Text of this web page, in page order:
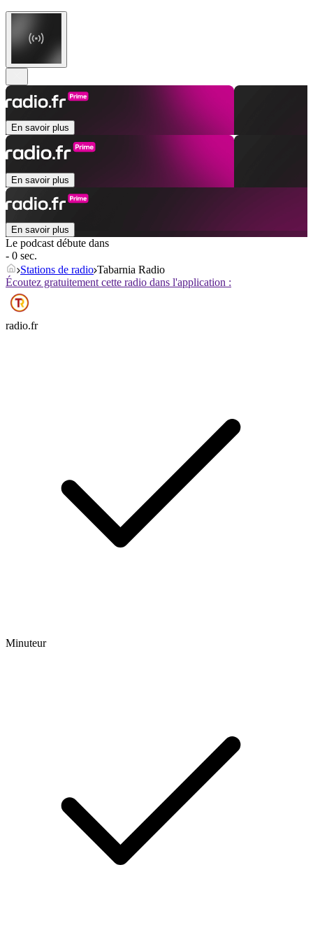
En savoir plus
En savoir plus
En savoir plus
Le podcast débute dans
- 0 sec.
Stations de radio Tabarnia Radio
Écoutez gratuitement cette radio dans l'application :
radio.fr
Minuteur